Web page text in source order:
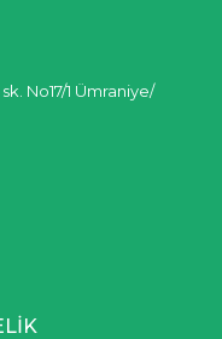
No17/1 Ümraniye/